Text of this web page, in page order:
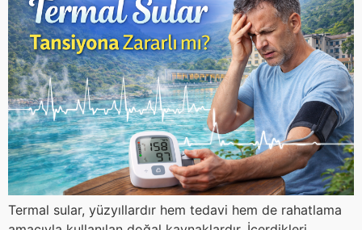
Termal sular, yüzyıllardır hem tedavi hem de rahatlama